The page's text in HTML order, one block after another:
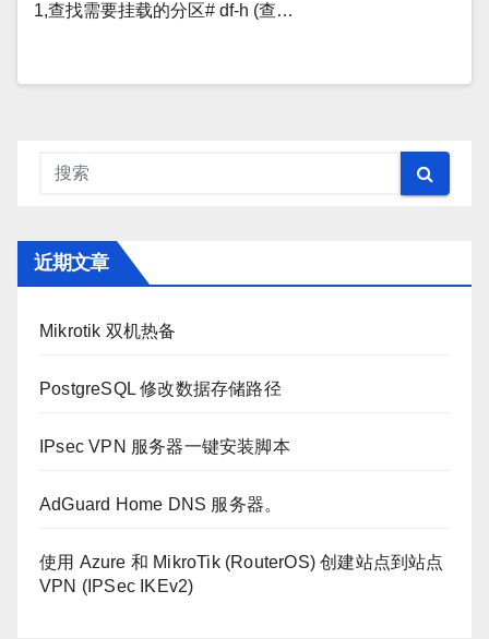
1,查找需要挂载的分区# df-h (查…
近期文章
Mikrotik 双机热备
PostgreSQL 修改数据存储路径
IPsec VPN 服务器一键安装脚本
AdGuard Home DNS 服务器。
使用 Azure 和 MikroTik (RouterOS) 创建站点到站点
VPN (IPSec IKEv2)